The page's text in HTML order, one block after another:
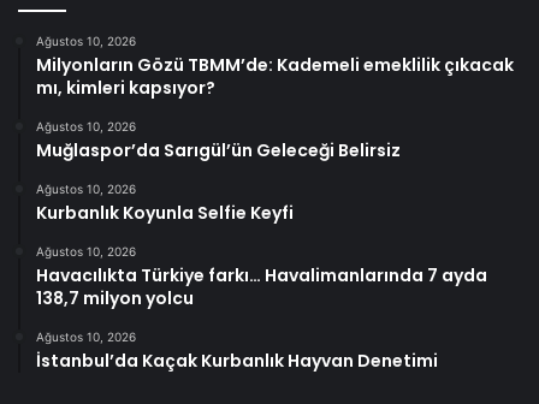
Ağustos 10, 2026
Milyonların Gözü TBMM’de: Kademeli emeklilik çıkacak
mı, kimleri kapsıyor?
Ağustos 10, 2026
Muğlaspor’da Sarıgül’ün Geleceği Belirsiz
Ağustos 10, 2026
Kurbanlık Koyunla Selfie Keyfi
Ağustos 10, 2026
Havacılıkta Türkiye farkı… Havalimanlarında 7 ayda
138,7 milyon yolcu
Ağustos 10, 2026
İstanbul’da Kaçak Kurbanlık Hayvan Denetimi